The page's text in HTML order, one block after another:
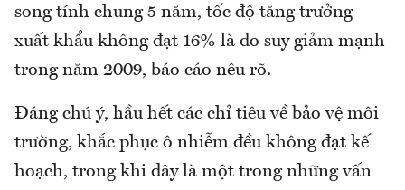
song tính chung 5 năm, tốc độ tăng trưởng
xuất khẩu không đạt 16% là do suy giảm mạnh
trong năm 2009, báo cáo nêu rõ.
Đáng chú ý, hầu hết các chỉ tiêu về bảo vệ môi
trường, khắc phục ô nhiễm đều không đạt kế
hoạch, trong khi đây là một trong những vấn